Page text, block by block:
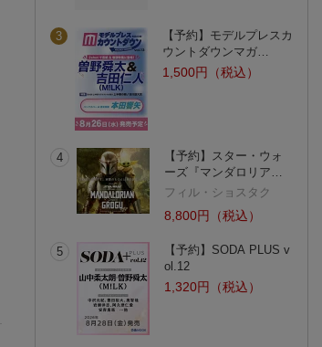
こんなこいるかな
【新装版】5 くいし
んぼうの もぐもぐ
有賀忍
SNOOPY まるっ
る! かんたん圧縮
ポーチ BOOK
3
【予約】モデルプレスカ
ウントダウンマガ…
1,500円（税込）
4
【予約】スター・ウォ
ーズ『マンダロリア…
フィル・ショスタク
8,800円（税込）
5
【予約】SODA PLUS v
ol.12
1,320円（税込）